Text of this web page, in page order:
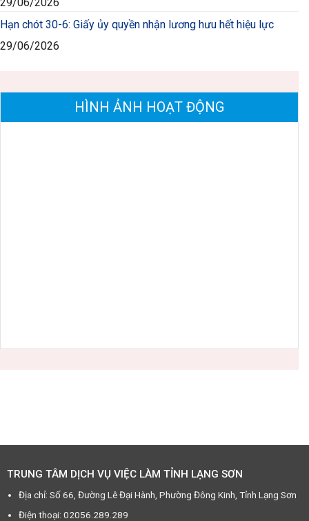
Hạn chót 30-6: Giấy ủy quyền nhận lương hưu hết hiệu lực
29/06/2026
HÌNH ẢNH HOẠT ĐỘNG
TRUNG TÂM DỊCH VỤ VIỆC LÀM TỈNH LẠNG SƠN
Địa chỉ: Số 66, Đường Lê Đại Hành, Phường Đông Kinh, Tỉnh Lạng Sơn
Điện thoại: 02056.289.289